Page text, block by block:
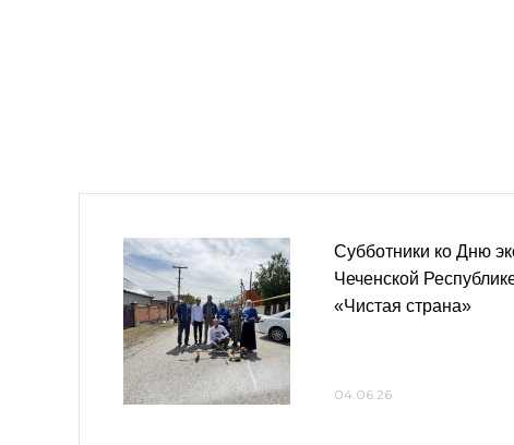
Субботники ко Дню
Чеченской
«Чистая страна»
04.06.26